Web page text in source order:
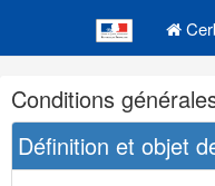
Navigation
et
outils
annexes
Conditions
Définition et objet